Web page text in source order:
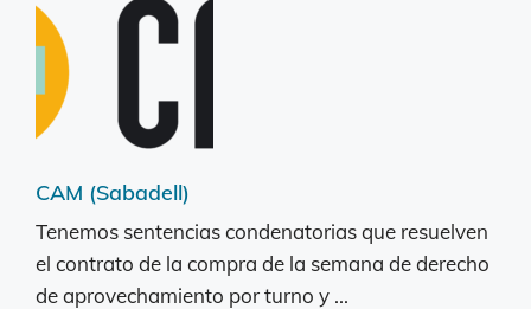
CAM (Sabadell)
Tenemos sentencias condenatorias que resuelven
el contrato de la compra de la semana de derecho
de aprovechamiento por turno y ...